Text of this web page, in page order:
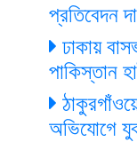
প্রতিবেদন
ঢাকায়
পাকিস্তান
অভিযোগে